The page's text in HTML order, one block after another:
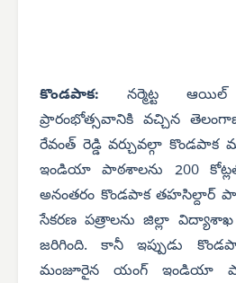
కొండపాక:
నర్మెట్ట
ప్రారంభోత్సవానికి వచ్చిన
రేవంత్ రెడ్డి వర్చువల్గా కొండపాక
ఇండియా పాఠశాలను 200
అనంతరం కొండపాక తహసిల్దార్
సేకరణ పత్రాలను జిల్లా
జరిగింది. కానీ ఇప్పుడు
మంజూరైన యంగ్ ఇండియా